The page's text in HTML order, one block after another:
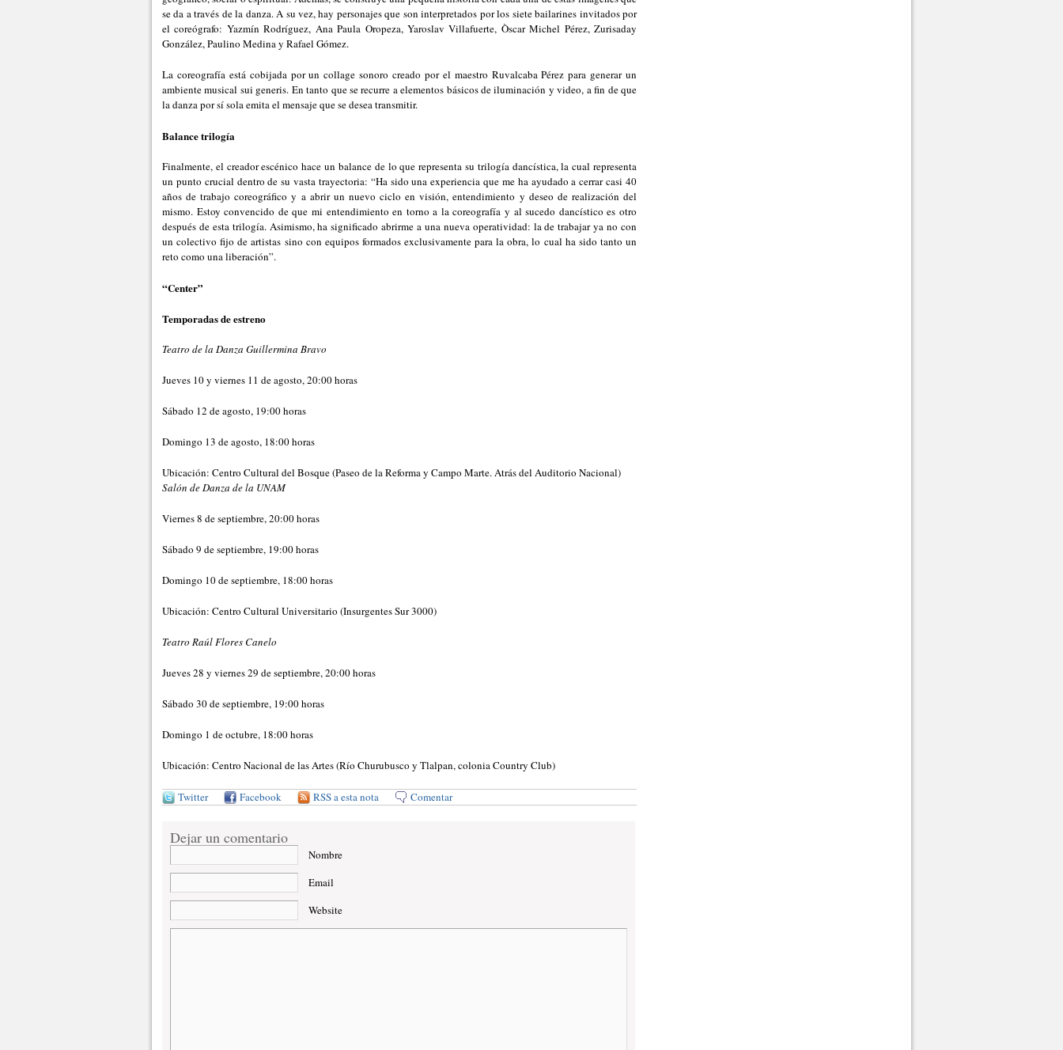
se da a través de la danza. A su vez, hay personajes que son interpretados por los siete bailarines invitados por
el coreógrafo: Yazmín Rodríguez, Ana Paula Oropeza, Yaroslav Villafuerte, Òscar Michel Pérez, Zurisaday
González, Paulino Medina y Rafael Gómez.
La coreografía está cobijada por un collage sonoro creado por el maestro Ruvalcaba Pérez para generar un
ambiente musical sui generis. En tanto que se recurre a elementos básicos de iluminación y video, a fin de que
la danza por sí sola emita el mensaje que se desea transmitir.
Balance trilogía
Finalmente, el creador escénico hace un balance de lo que representa su trilogía dancística, la cual representa
un punto crucial dentro de su vasta trayectoria: “Ha sido una experiencia que me ha ayudado a cerrar casi 40
años de trabajo coreográfico y a abrir un nuevo ciclo en visión, entendimiento y deseo de realización del
mismo. Estoy convencido de que mi entendimiento en torno a la coreografía y al sucedo dancístico es otro
después de esta trilogía. Asimismo, ha significado abrirme a una nueva operatividad: la de trabajar ya no con
un colectivo fijo de artistas sino con equipos formados exclusivamente para la obra, lo cual ha sido tanto un
reto como una liberación”.
“Center”
Temporadas de estreno
Teatro de la Danza Guillermina Bravo
Jueves 10 y viernes 11 de agosto, 20:00 horas
Sábado 12 de agosto, 19:00 horas
Domingo 13 de agosto, 18:00 horas
Ubicación: Centro Cultural del Bosque (Paseo de la Reforma y Campo Marte. Atrás del Auditorio Nacional)
Salón de Danza de la UNAM
Viernes 8 de septiembre, 20:00 horas
Sábado 9 de septiembre, 19:00 horas
Domingo 10 de septiembre, 18:00 horas
Ubicación: Centro Cultural Universitario (Insurgentes Sur 3000)
Teatro Raúl Flores Canelo
Jueves 28 y viernes 29 de septiembre, 20:00 horas
Sábado 30 de septiembre, 19:00 horas
Domingo 1 de octubre, 18:00 horas
Ubicación: Centro Nacional de las Artes (Río Churubusco y Tlalpan, colonia Country Club)
Twitter Facebook RSS a esta nota Comentar
Dejar un comentario
Nombre
Email
Website